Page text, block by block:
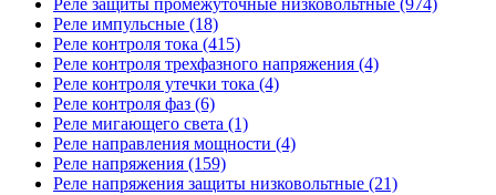
Реле импульсные (18)
Реле контроля тока (415)
Реле контроля трехфазного напряжения (4)
Реле контроля утечки тока (4)
Реле контроля фаз (6)
Реле мигающего света (1)
Реле направления мощности (4)
Реле напряжения (159)
Реле напряжения защиты низковольтные (21)